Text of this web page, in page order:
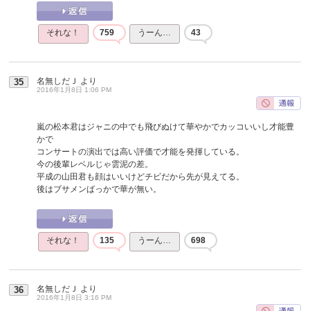
それな！ 759 うーん… 43
35 名無しだＪ より
2016年1月8日 1:06 PM
嵐の松本君はジャニの中でも飛びぬけて華やかでカッコいいし才能豊
かで
コンサートの演出では高い評価で才能を発揮している。
今の後輩レベルじゃ雲泥の差。
平成の山田君も顔はいいけどチビだから先が見えてる。
後はブサメンばっかで華が無い。
それな！ 135 うーん… 698
36 名無しだＪ より
2016年1月8日 3:16 PM